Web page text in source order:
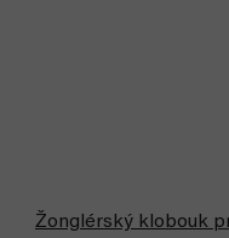
Žonglérský klobouk